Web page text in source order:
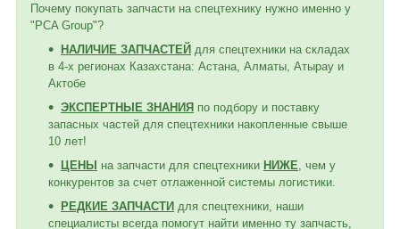
Почему покупать запчасти на спецтехнику нужно именно у
"PCA Group"?
НАЛИЧИЕ ЗАПЧАСТЕЙ для спецтехники на складах
в 4-х регионах Казахстана: Астана, Алматы, Атырау и
Актобе
ЭКСПЕРТНЫЕ ЗНАНИЯ по подбору и поставку
запасных частей для спецтехники накопленные свыше
10 лет!
ЦЕНЫ на запчасти для спецтехники НИЖЕ , чем у
конкурентов за счет отлаженной системы логистики.
РЕДКИЕ ЗАПЧАСТИ для спецтехники, наши
специалисты всегда помогут найти именно ту запчасть,